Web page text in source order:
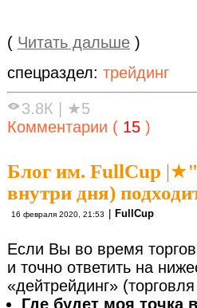
( Читать дальше )
спецраздел: трейдинг
3.8К
★5
Комментарии ( 15 )
Блог им. FullCup |
внутри дня)
16 февраля 2020, 21:53 FullCup
Если Вы во время
и точно ответить на
«дейтрейдинг»
Где будет моя точка